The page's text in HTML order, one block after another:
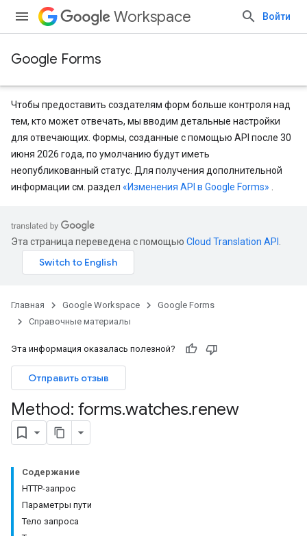
Workspace Войти
Google Forms
Чтобы предоставить создателям форм больше контроля над
тем, кто может отвечать, мы вводим детальные настройки
для отвечающих. Формы, созданные с помощью API после 30
июня 2026 года, по умолчанию будут иметь
неопубликованный статус. Для получения дополнительной
информации см. раздел «Изменения API в Google Forms»
Эта страница переведена с помощью Cloud Translation API
Главная Google Workspace
Google Forms
Справочные материалы
Эта информация оказалась полезной?
Отправить отзыв
Method: forms.watches.renew
Содержание
HTTP-запрос
Параметры пути
Тело запроса